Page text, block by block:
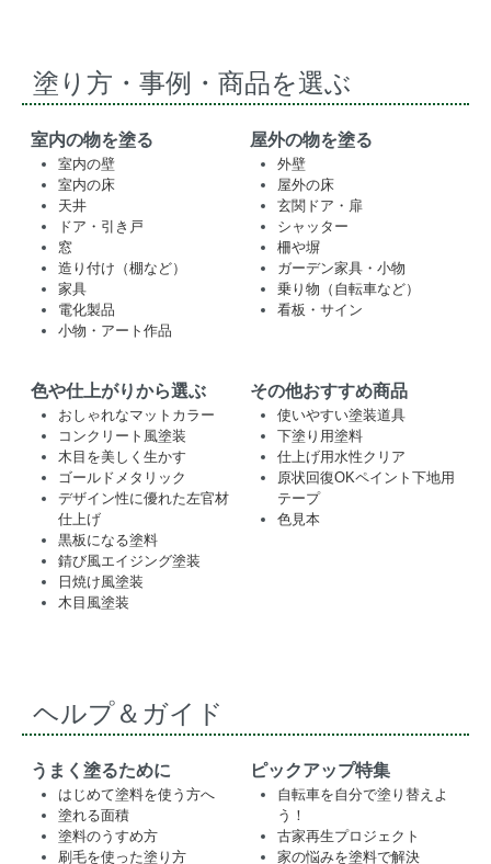
塗り方・事例・商品を選ぶ
室内の物を塗る
室内の壁
室内の床
天井
ドア・引き戸
窓
造り付け（棚など）
家具
電化製品
小物・アート作品
屋外の物を塗る
外壁
屋外の床
玄関ドア・扉
シャッター
柵や塀
ガーデン家具・小物
乗り物（自転車など）
看板・サイン
色や仕上がりから選ぶ
おしゃれなマットカラー
コンクリート風塗装
木目を美しく生かす
ゴールドメタリック
デザイン性に優れた左官材
仕上げ
黒板になる塗料
錆び風エイジング塗装
日焼け風塗装
木目風塗装
その他おすすめ商品
使いやすい塗装道具
下塗り用塗料
仕上げ用水性クリア
原状回復OKペイント下地用
テープ
色見本
ヘルプ＆ガイド
うまく塗るために
はじめて塗料を使う方へ
塗れる面積
塗料のうすめ方
刷毛を使った塗り方
ピックアップ特集
自転車を自分で塗り替えよ
う！
古家再生プロジェクト
家の悩みを塗料で解決